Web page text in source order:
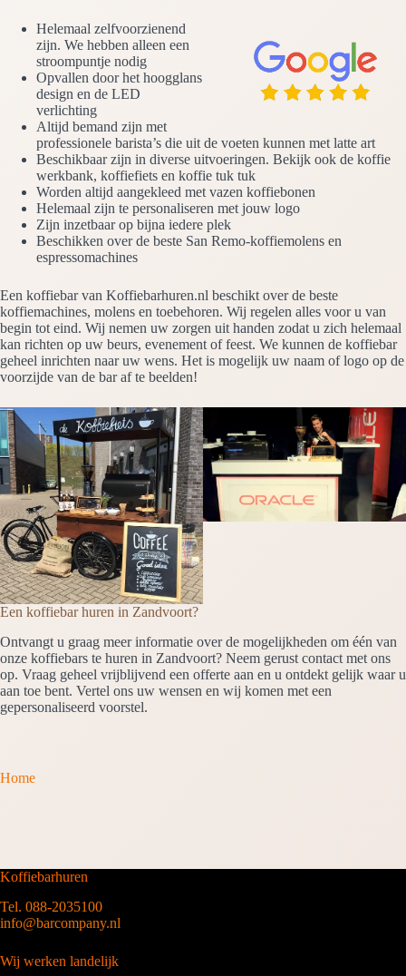
Helemaal zelfvoorzienend
zijn. We hebben alleen een
stroompuntje nodig
Opvallen door het hoogglans
design en de LED
verlichting
Altijd bemand zijn met
professionele barista’s die uit de voeten kunnen met latte art
Beschikbaar zijn in diverse uitvoeringen. Bekijk ook de koffie
werkbank, koffiefiets en koffie tuk tuk
Worden altijd aangekleed met vazen koffiebonen
Helemaal zijn te personaliseren met jouw logo
Zijn inzetbaar op bijna iedere plek
Beschikken over de beste San Remo-koffiemolens en
espressomachines
Een koffiebar van Koffiebarhuren.nl beschikt over de beste
koffiemachines, molens en toebehoren. Wij regelen alles voor u van
begin tot eind. Wij nemen uw zorgen uit handen zodat u zich helemaal
kan richten op uw beurs, evenement of feest. We kunnen de koffiebar
geheel inrichten naar uw wens. Het is mogelijk uw naam of logo op de
voorzijde van de bar af te beelden!
Een koffiebar huren in Zandvoort?
Ontvangt u graag meer informatie over de mogelijkheden om één van
onze koffiebars te huren in Zandvoort? Neem gerust contact met ons
op. Vraag geheel vrijblijvend een offerte aan en u ontdekt gelijk waar u
aan toe bent. Vertel ons uw wensen en wij komen met een
gepersonaliseerd voorstel.
Home
Koffiebarhuren
Tel. 088-2035100
info@barcompany.nl
Wij werken landelijk